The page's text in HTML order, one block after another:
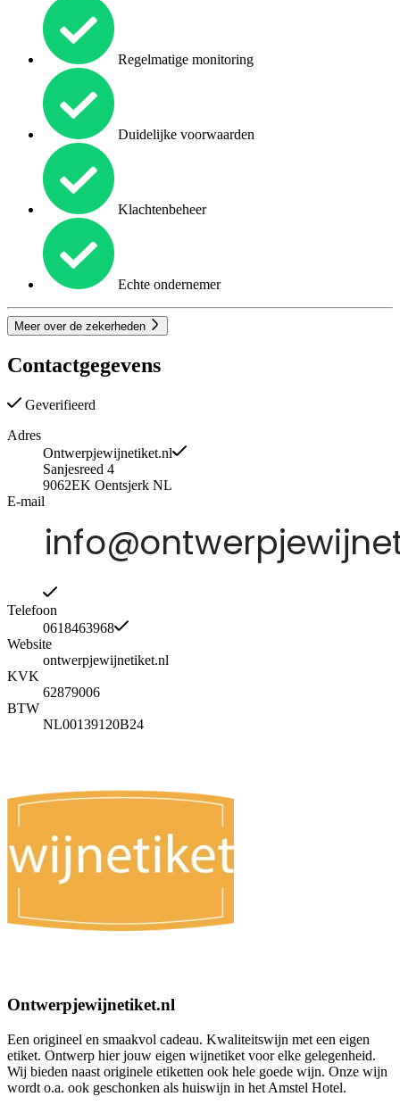
Regelmatige monitoring
Duidelijke voorwaarden
Klachtenbeheer
Echte ondernemer
Meer over de zekerheden
Contactgegevens
Geverifieerd
Adres
Ontwerpjewijnetiket.nl
Sanjesreed 4
9062EK Oentsjerk NL
E-mail
Telefoon
0618463968
Website
ontwerpjewijnetiket.nl
KVK
62879006
BTW
NL00139120B24
Ontwerpjewijnetiket.nl
Een origineel en smaakvol cadeau. Kwaliteitswijn met een eigen
etiket. Ontwerp hier jouw eigen wijnetiket voor elke gelegenheid.
Wij bieden naast originele etiketten ook hele goede wijn. Onze wijn
wordt o.a. ook geschonken als huiswijn in het Amstel Hotel.